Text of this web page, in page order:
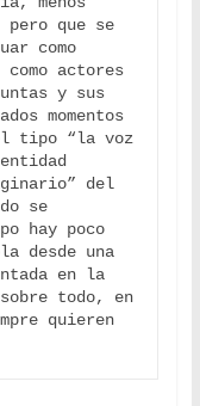
que se
como
actores
y sus
momentos
tipo “la voz
del
se
hay poco
desde una
en la
todo, en
quieren